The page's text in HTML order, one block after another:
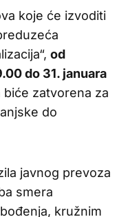
koje će izvoditi
od
do 31. januara
biće zatvorena za
do
javnog prevoza
smera
kružnim